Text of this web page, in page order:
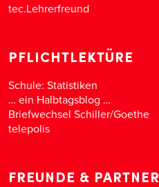
tec.Lehrerfreund
PFLICHTLEKTÜRE
Schule: Statistiken
… ein Halbtagsblog …
Briefwechsel Schiller/Goethe
telepolis
FREUNDE & PARTNER